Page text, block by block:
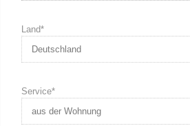
Land*
Service*